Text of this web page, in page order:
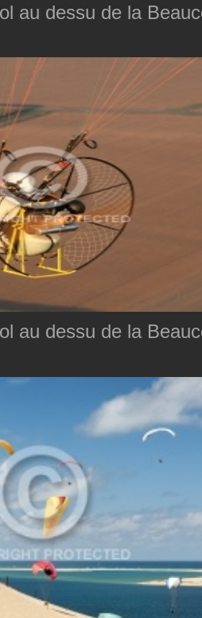
au dessu de la
au dessu de la